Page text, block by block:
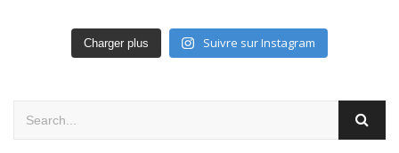
Charger plus Suivre sur Instagram